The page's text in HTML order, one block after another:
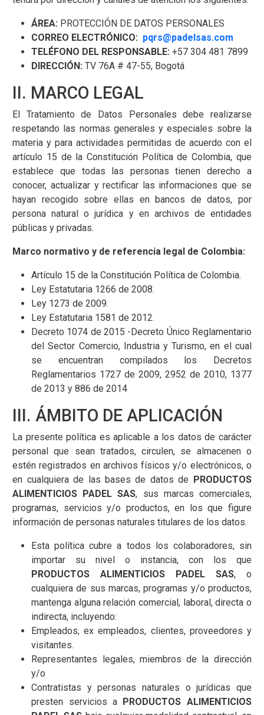
ÁREA: PROTECCIÓN DE DATOS PERSONALES
CORREO ELECTRÓNICO: pqrs@padelsas.com
TELÉFONO DEL RESPONSABLE:+57 304 481 7899
DIRECCIÓN:TV 76A # 47-55, Bogotá
II. MARCO LEGAL
El Tratamiento de Datos Personales debe realizarse
respetando las normas generales y especiales sobre la
materia y para actividades permitidas de acuerdo con el
artículo 15 de la Constitución Política de Colombia, que
establece que todas las personas tienen derecho a
conocer, actualizar y rectificar las informaciones que se
hayan recogido sobre ellas en bancos de datos, por
persona natural o jurídica y en archivos de entidades
públicas y privadas.
Marco normativo y de referencia legal de Colombia:
Artículo 15 de la Constitución Política de Colombia.
Ley Estatutaria 1266 de 2008.
Ley 1273 de 2009.
Ley Estatutaria 1581 de 2012.
Decreto 1074 de 2015 -Decreto Único Reglamentario
del Sector Comercio, Industria y Turismo, en el cual
se encuentran compilados los Decretos
Reglamentarios 1727 de 2009, 2952 de 2010, 1377
de 2013 y 886 de 2014
III. ÁMBITO DE APLICACIÓN
La presente política es aplicable a los datos de carácter
personal que sean tratados, circulen, se almacenen o
estén registrados en archivos físicos y/o electrónicos, o
en cualquiera de las bases de datos de PRODUCTOS
ALIMENTICIOS PADEL SAS, sus marcas comerciales,
programas, servicios y/o productos, en los que figure
información de personas naturales titulares de los datos.
Esta política cubre a todos los colaboradores, sin
importar su nivel o instancia, con los que
PRODUCTOS ALIMENTICIOS PADEL SAS, o
cualquiera de sus marcas, programas y/o productos,
mantenga alguna relación comercial, laboral, directa o
indirecta, incluyendo:
Empleados, ex empleados, clientes, proveedores y
visitantes.
Representantes legales, miembros de la dirección
y/o
Contratistas y personas naturales o jurídicas que
presten servicios a PRODUCTOS ALIMENTICIOS